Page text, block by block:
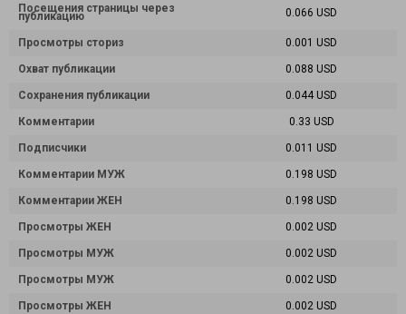
Посещения страницы через
публикацию 0.066 USD
Просмотры сториз 0.001 USD
Охват публикации 0.088 USD
Сохранения публикации 0.044 USD
Комментарии 0.33 USD
Подписчики 0.011 USD
Комментарии МУЖ 0.198 USD
Комментарии ЖЕН 0.198 USD
Просмотры ЖЕН 0.002 USD
Просмотры МУЖ 0.002 USD
Просмотры МУЖ 0.002 USD
Просмотры ЖЕН 0.002 USD